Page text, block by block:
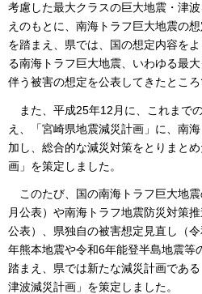
考慮した最大クラスの巨大地震・津
えのもとに、南海トラフ巨大地震の
を踏まえ、県では、国の想定内容を
る南海トラフ巨大地震、いわゆる最
伴う被害の想定を公表してきたところ
また、平成25年12月に、これまで
え、「宮崎県地震減災計画」に、南
加し、総合的な減災対策をとりまと
画」を策定しました。
このたび、国の南海トラフ巨大地
月公表）や南海トラフ地震防災対策
公表）、県独自の被害想定見直し（
年熊本地震や令和6年能登半島地震等
踏まえ、県では新たな減災計画であ
津波減災計画」を策定しました。